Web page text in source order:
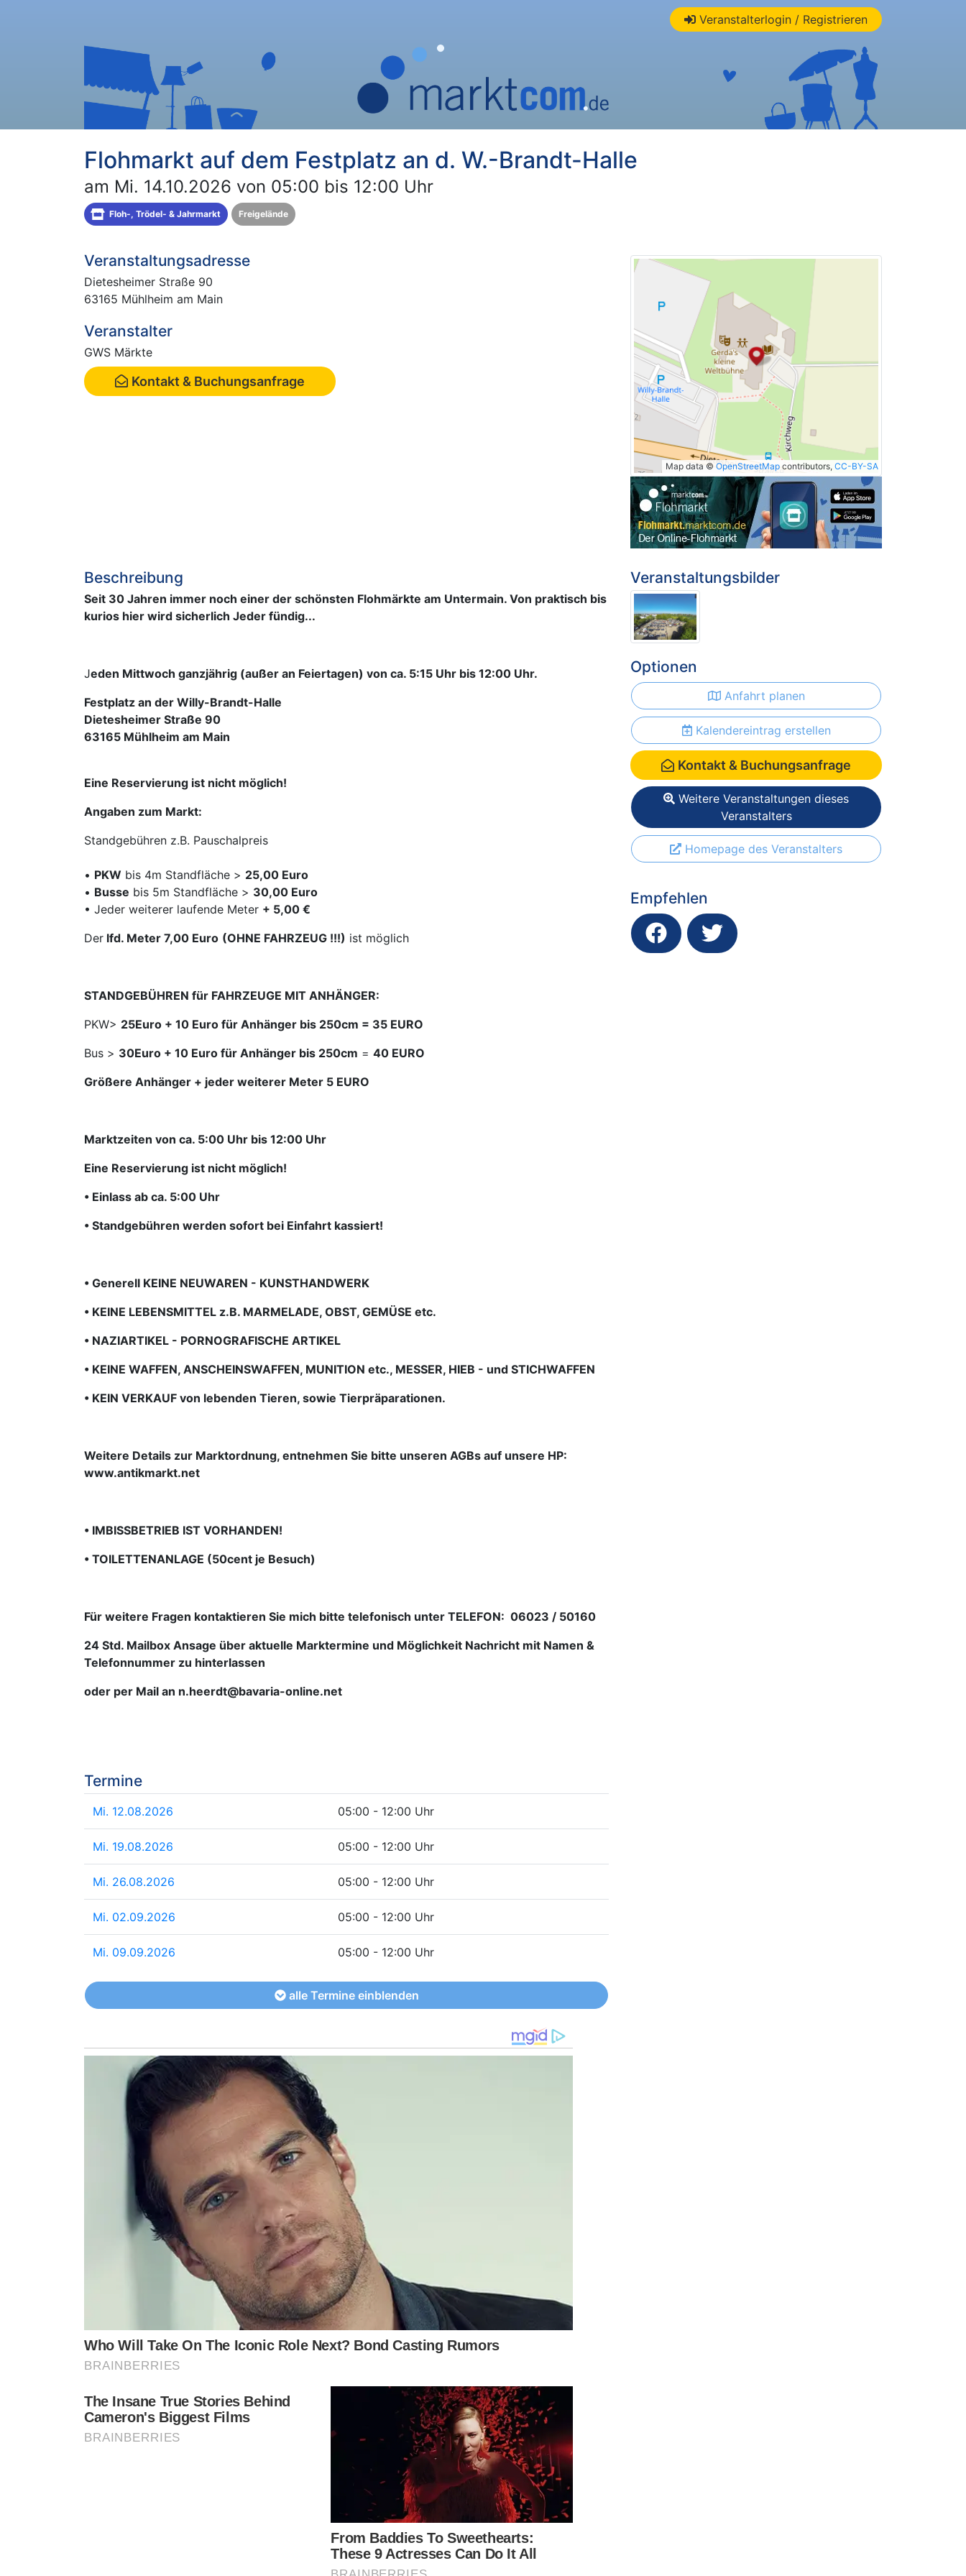
Veranstalterlogin / Registrieren
Flohmarkt auf dem Festplatz an d. W.-Brandt-Halle
am Mi. 14.10.2026 von 05:00 bis 12:00 Uhr
Floh-, Trödel- & Jahrmarkt Freigelände
Veranstaltungsadresse
Dietesheimer Straße 90
63165 Mühlheim am Main
Veranstalter
GWS Märkte
Kontakt & Buchungsanfrage
Map data © OpenStreetMap contributors, CC-BY-SA
Beschreibung
Seit 30 Jahren immer noch einer der schönsten Flohmärkte am Untermain. Von praktisch bis
kurios hier wird sicherlich Jeder fündig...
Jeden Mittwoch ganzjährig (außer an Feiertagen) von ca. 5:15 Uhr bis 12:00 Uhr.
Festplatz an der Willy-Brandt-Halle
Dietesheimer Straße 90
63165 Mühlheim am Main
Eine Reservierung ist nicht möglich!
Angaben zum Markt:
Standgebühren z.B. Pauschalpreis
• PKW bis 4m Standfläche > 25,00 Euro
• Busse bis 5m Standfläche > 30,00 Euro
• Jeder weiterer laufende Meter + 5,00 €
Der lfd. Meter 7,00 Euro (OHNE FAHRZEUG !!!) ist möglich
STANDGEBÜHREN für FAHRZEUGE MIT ANHÄNGER:
PKW> 25Euro + 10 Euro für Anhänger bis 250cm = 35 EURO
Bus > 30Euro + 10 Euro für Anhänger bis 250cm = 40 EURO
Größere Anhänger + jeder weiterer Meter 5 EURO
Marktzeiten von ca. 5:00 Uhr bis 12:00 Uhr
Eine Reservierung ist nicht möglich!
• Einlass ab ca. 5:00 Uhr
• Standgebühren werden sofort bei Einfahrt kassiert!
• Generell KEINE NEUWAREN - KUNSTHANDWERK
• KEINE LEBENSMITTEL z.B. MARMELADE, OBST, GEMÜSE etc.
• NAZIARTIKEL - PORNOGRAFISCHE ARTIKEL
• KEINE WAFFEN, ANSCHEINSWAFFEN, MUNITION etc., MESSER, HIEB - und STICHWAFFEN
• KEIN VERKAUF von lebenden Tieren, sowie Tierpräparationen.
Weitere Details zur Marktordnung, entnehmen Sie bitte unseren AGBs auf unsere HP:
www.antikmarkt.net
• IMBISSBETRIEB IST VORHANDEN!
• TOILETTENANLAGE (50cent je Besuch)
Für weitere Fragen kontaktieren Sie mich bitte telefonisch unter TELEFON: 06023 / 50160
24 Std. Mailbox Ansage über aktuelle Marktermine und Möglichkeit Nachricht mit Namen &
Telefonnummer zu hinterlassen
oder per Mail an n.heerdt@bavaria-online.net
Termine
Mi. 12.08.2026 05:00 - 12:00 Uhr
Mi. 19.08.2026 05:00 - 12:00 Uhr
Mi. 26.08.2026 05:00 - 12:00 Uhr
Mi. 02.09.2026 05:00 - 12:00 Uhr
Mi. 09.09.2026 05:00 - 12:00 Uhr
alle Termine einblenden
Veranstaltungsbilder
Optionen
Anfahrt planen
Kalendereintrag erstellen
Kontakt & Buchungsanfrage
Weitere Veranstaltungen dieses
Veranstalters
Homepage des Veranstalters
Empfehlen